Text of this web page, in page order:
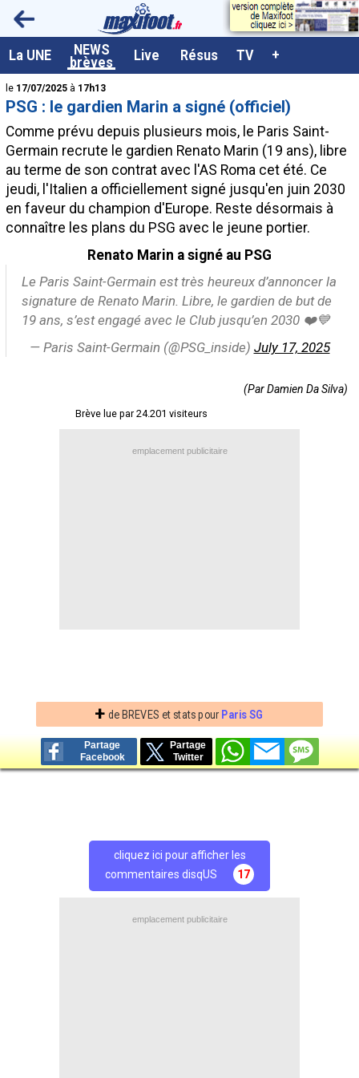
La UNE NEWS
brèves Live Résus TV +
<
le 17/07/2025 à 17h13
PSG : le gardien Marin a signé (officiel)
Comme prévu depuis plusieurs mois, le Paris Saint-
Germain recrute le gardien Renato Marin (19 ans), libre
au terme de son contrat avec l'AS Roma cet été. Ce
jeudi, l'Italien a officiellement signé jusqu'en juin 2030
en faveur du champion d'Europe. Reste désormais à
connaître les plans du PSG avec le jeune portier.
Renato Marin a signé au PSG
Le Paris Saint-Germain est très heureux d’annoncer la
signature de Renato Marin. Libre, le gardien de but de
19 ans, s’est engagé avec le Club jusqu’en 2030 ❤️💙
— Paris Saint-Germain (@PSG_inside) July 17, 2025
(Par Damien Da Silva)
Brève lue par 24.201 visiteurs
emplacement publicitaire
+ de BREVES et stats pour Paris SG
Partage
Facebook
Partage
Twitter
cliquez ici pour afficher les
commentaires disqUS
17
emplacement publicitaire
A la UNE
Dernières brèves
Live / Matchs en direct
Résultats et Classements
Class. buteurs européens
Programme TV foot
Vidéos
Tableau transferts L1
Taille de la police
Paramètrages / Options
Recrutement Maxifoot